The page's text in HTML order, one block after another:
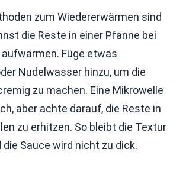
zum Wiedererwärmen sind
die Reste in einer Pfanne bei
Füge etwas
Nudelwasser hinzu, um die
zu machen. Eine Mikrowelle
aber achte darauf, die Reste in
zu erhitzen. So bleibt die Textur
die Sauce wird nicht zu dick.